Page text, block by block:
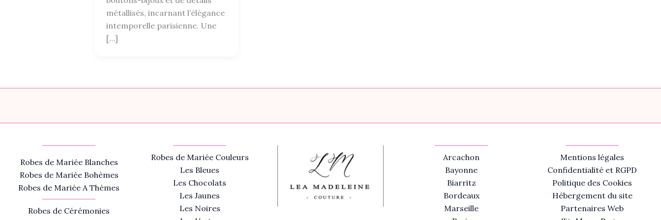
métallisés, incarnant l’élégance
intemporelle parisienne. Une
[…]
Robes de Mariée Blanches
Robes de Mariée Bohèmes
Robes de Mariée A Thèmes
Robes de Cérémonies
Robes de Mariée Couleurs
Les Bleues
Les Chocolats
Les Jaunes
Les Noires
Arcachon
Bayonne
Biarritz
Bordeaux
Marseille
Mentions légales
Confidentialité et RGPD
Politique des Cookies
Hébergement du site
Partenaires Web